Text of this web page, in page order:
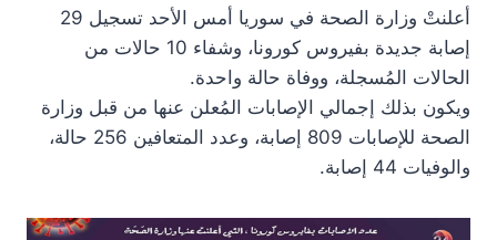
أعلنتْ وزارة الصحة في سوريا أمس الأحد تسجيل 29
إصابة جديدة بفيروس كورونا، وشفاء 10 حالات من
الحالات المُسجلة، ووفاة حالة واحدة.
ويكون بذلك إجمالي الإصابات المُعلن عنها من قبل وزارة
الصحة للإصابات 809 إصابة، وعدد المتعافين 256 حالة،
والوفيات 44 إصابة.